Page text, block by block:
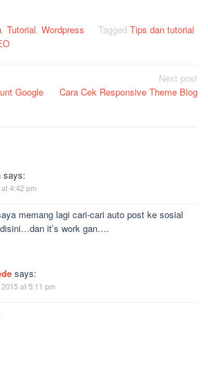
, Tutorial, Wordpress Tagged Tips dan tutorial
Google
Next post
Cara Cek Responsive Theme Blog
says:
4:42 pm
memang lagi cari-cari auto post ke sosial
it’s work gan….
says:
at 5:11 pm